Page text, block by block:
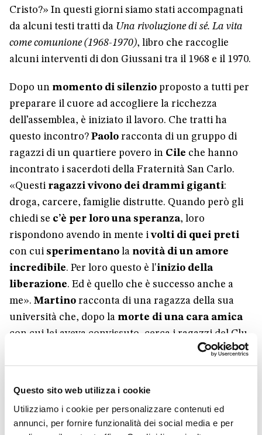
Questo sito web utilizza i cookie
Utilizziamo i cookie per personalizzare contenuti ed
annunci, per fornire funzionalità dei social media e per
Cristo?» In questi giorni siamo stati accompagnati
da alcuni testi tratti da Una rivoluzione di sé. La vita
come comunione (1968-1970), libro che raccoglie
alcuni interventi di don Giussani tra il 1968 e il 1970.
Dopo un momento di silenzio proposto a tutti per
preparare il cuore ad accogliere la ricchezza
dell’assemblea, è iniziato il lavoro. Che tratti ha
questo incontro? Paolo racconta di un gruppo di
ragazzi di un quartiere povero in Cile che hanno
incontrato i sacerdoti della Fraternità San Carlo.
«Questi ragazzi vivono dei drammi giganti:
droga, carcere, famiglie distrutte. Quando però gli
chiedi se c’è per loro una speranza, loro
rispondono avendo in mente ivolti di quei preti
con cui sperimentano la novità di un amore
incredibile. Per loro questo è l'inizio della
liberazione. Ed è quello che è successo anche a
me». Martino racconta di una ragazza della sua
università che, dopo la morte di una cara amica
con cui lei aveva convissuto, cerca i ragazzi del Clu.
chiede di essere
accompagnata. Dopodue mesi di amiciziascrive
diventato per lei « pieno di vita,terreno fertile
per far crescere
nuove amicizie. Un luogo pieno di